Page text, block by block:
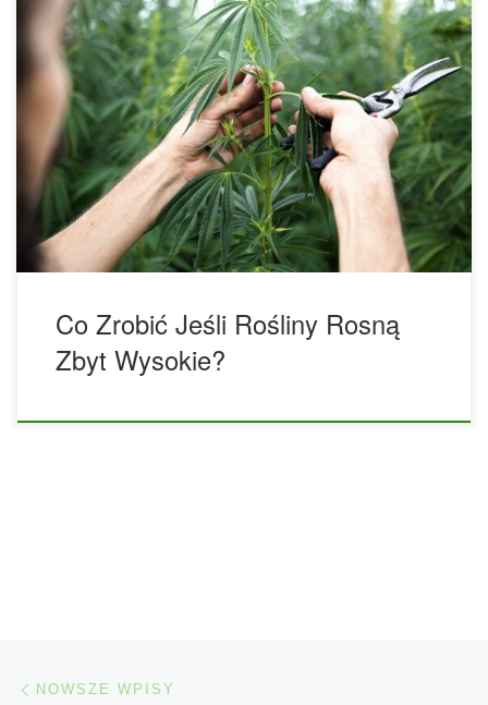
W internecie, w filmach i w domu twojego przyjaciela zawsze
widziałeś rośliny marihuany, które rosły małe i krzaczaste.
Spodziewając się tego samego, decydujesz się wrzucić
nasiono do pojemnika, a kilka miesięcy później roślina
urosła i stała się duża. To jednak świetny problem, prawda?
Wszyscy chcemy mieć ogromne rośliny, ponieważ
gwarantują one monstrualne plony, jeśli dobrze się nimi
zajmiemy. Jednak nie […]
Co Zrobić Jeśli Rośliny Rosną
Zbyt Wysokie?
Nawigacja po wpisach
NOWSZE WPISY